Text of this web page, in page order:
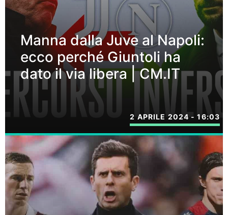
Manna dalla Juve al Napoli:
ecco perché Giuntoli ha
dato il via libera | CM.IT
2 APRILE 2024 - 16:03